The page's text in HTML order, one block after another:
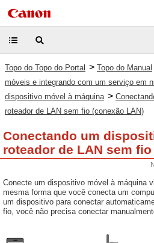
Topo do Topo do Portal > Topo do Manual
móveis e integrando com um serviço em
dispositivo móvel à máquina >
roteador de LAN sem fio (conexão LAN)
Conectando um
roteador de LAN sem
Conecte um dispositivo móvel à máquina
mesma forma que você conecta um
um dispositivo para conectar
fio, você não precisa conectar